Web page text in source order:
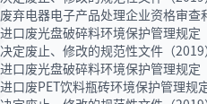
废弃电器电子产品处理企业资格审查
进口废光盘破碎料环境保护管理规定
决定废止、修改的规范性文件（2019
进口废光盘破碎料环境保护管理规定
进口废PET饮料瓶砖环境保护管理规